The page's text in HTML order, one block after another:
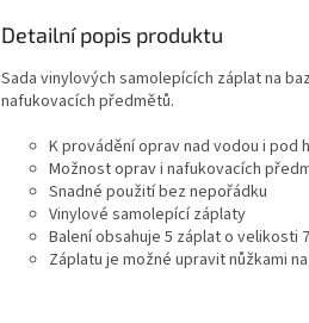
Detailní popis produktu
Sada vinylových samolepících záplat na
nafukovacích předmětů.
K provádění oprav nad vodou i pod
Možnost oprav i nafukovacích
Snadné použití bez nepořádku
Vinylové samolepící záplaty
Balení obsahuje 5 záplat o velikosti
Záplatu je možné upravit nůžkami